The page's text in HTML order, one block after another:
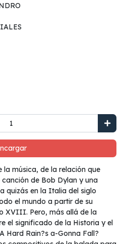
la música, de la relación que
de Bob Dylan y una
quizás en la Italia del siglo
el mundo a partir de su
XVIII. Pero, más allá de la
el significado de la Historia y el
Hard Rain?s a-Gonna Fall?